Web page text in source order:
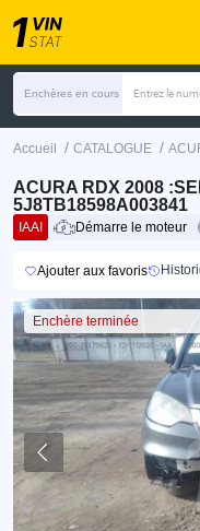
Enchères en cours Entrez le
Accueil / CATALOGUE /
ACURA RDX 2008
5J8TB18598A003841
IAAI Démarre le moteur
Ajouter aux favoris
Enchère terminée